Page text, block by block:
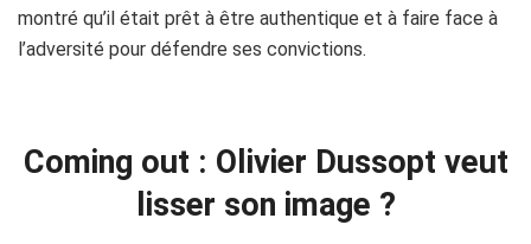
montré qu’il était prêt à être authentique et à faire face à
l’adversité pour défendre ses convictions.
Coming out : Olivier Dussopt veut
lisser son image ?